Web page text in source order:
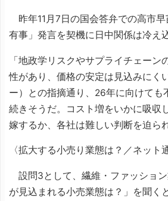
昨年11月7日の国会答弁での高市
有事」発言を契機に日中関係は冷え
「地政学リスクやサプライチェーン
性があり、価格の安定は見込みにく
ー）との指摘通り、26年に向けても
続きそうだ。コスト増をいかに吸収
嫁するか、各社は難しい判断を迫ら
〈拡大する小売り業態は？／ネット
設問3として、繊維・ファッショ
が見込まれる小売業態は？」を聞く